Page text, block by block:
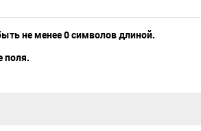
не менее 0 символов длиной.
поля.